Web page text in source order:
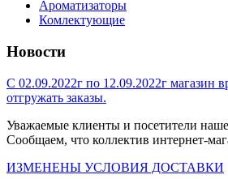
Ароматизаторы
Комлектующие
Новости
С 02.09.2022г по 12.09.2022г магазин
отгружать заказы.
Уважаемые клиенты и посетители
Сообщаем, что коллектив интернет-
ИЗМЕНЕНЫ УСЛОВИЯ ДОСТАВКИ